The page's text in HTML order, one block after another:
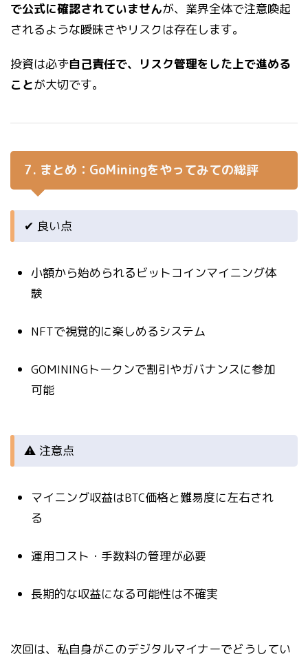
で公式に確認されていませんが、業界全体で注意喚起
されるような曖昧さやリスクは存在します。
投資は必ず自己責任で、リスク管理をした上で進める
ことが大切です。
7. まとめ：GoMiningをやってみての総評
✔ 良い点
小額から始められるビットコインマイニング体
験
NFTで視覚的に楽しめるシステム
GOMININGトークンで割引やガバナンスに参加
可能
⚠ 注意点
マイニング収益はBTC価格と難易度に左右され
る
運用コスト・手数料の管理が必要
長期的な収益になる可能性は不確実
次回は、私自身がこのデジタルマイナーでどうしてい